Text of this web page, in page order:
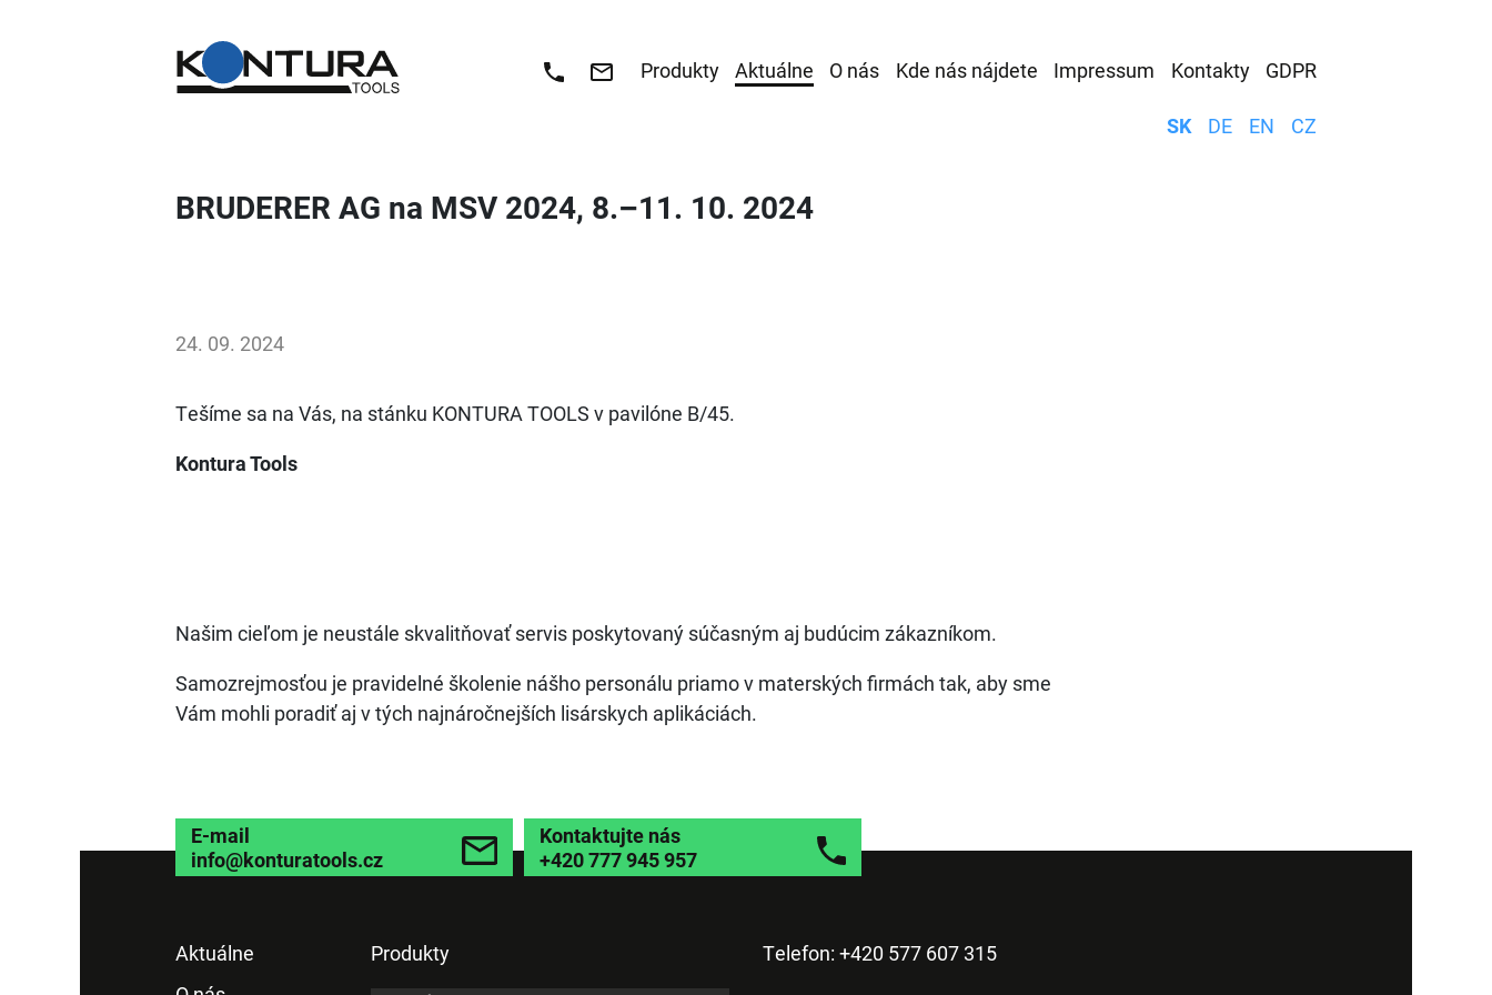
Produkty Aktuálne O nás Kde nás nájdete Impressum Kontakty GDPR
CZ
EN
DE
SK
BRUDERER AG na MSV 2024, 8.–11. 10. 2024
24. 09. 2024
Tešíme sa na Vás, na stánku KONTURA TOOLS v pavilóne B/45.
Kontura Tools
Našim cieľom je neustále skvalitňovať servis poskytovaný súčasným aj budúcim zákazníkom.
Samozrejmosťou je pravidelné školenie nášho personálu priamo v materských firmách tak, aby sme
Vám mohli poradiť aj v tých najnáročnejších lisárskych aplikáciách.
E-mail
info@konturatools.cz
Kontaktujte nás
+420 777 945 957
Aktuálne
Produkty
Telefon: +420 577 607 315